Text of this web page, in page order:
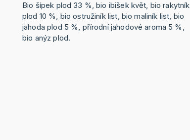
Bio šípek plod 33 %, bio ibišek květ, bio rakytník
plod 10 %, bio ostružiník list, bio maliník list, bio
jahoda plod 5 %, přírodní jahodové aroma 5 %,
bio anýz plod.